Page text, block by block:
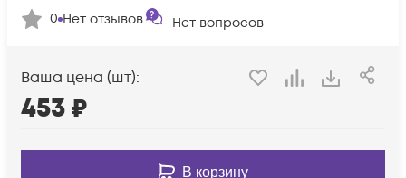
0 Нет отзывов Нет вопросов
Ваша цена (шт):
453₽
В корзину